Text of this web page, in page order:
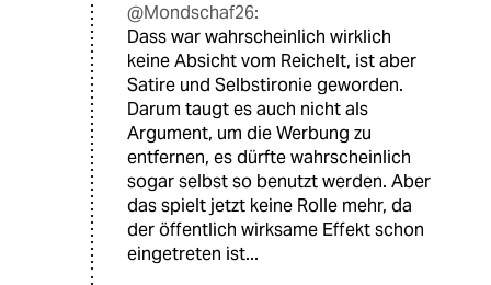
@Mondschaf26:
Dass war wahrscheinlich wirklich
keine Absicht vom Reichelt, ist aber
Satire und Selbstironie geworden.
Darum taugt es auch nicht als
Argument, um die Werbung zu
entfernen, es dürfte wahrscheinlich
sogar selbst so benutzt werden. Aber
das spielt jetzt keine Rolle mehr, da
der öffentlich wirksame Effekt schon
eingetreten ist...